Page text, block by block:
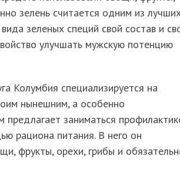
зелень считается одним из
зеленых специй свой состав и
улучшать мужскую потенцию
Колумбия специализируется на
нынешним, а особенно
предлагает заниматься
рациона питания. В него он
фрукты, орехи, грибы и